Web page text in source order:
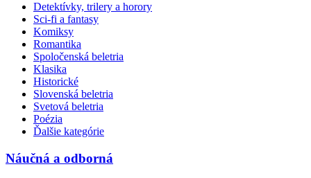
Detektívky, trilery a horory
Sci-fi a fantasy
Komiksy
Romantika
Spoločenská beletria
Klasika
Historické
Slovenská beletria
Svetová beletria
Poézia
Ďalšie kategórie
Náučná a odborná